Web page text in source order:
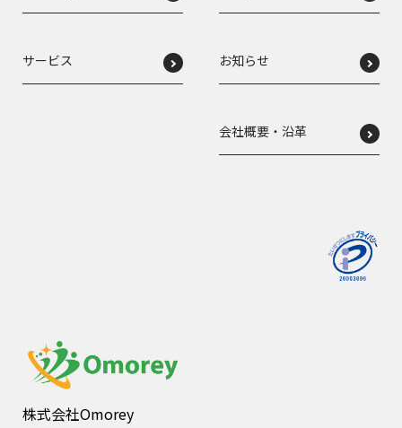
株式会社Omorey
サービス お知らせ
会社概要・沿革